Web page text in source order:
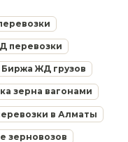
перевозки
Биржа ЖД грузов
зерна вагонами
в Алматы
зерновозов